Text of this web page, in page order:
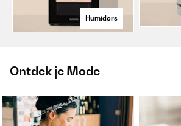
Humidors
Ontdek je Mode